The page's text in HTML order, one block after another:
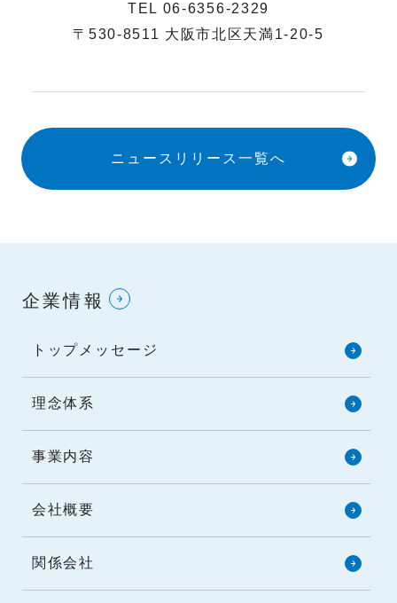
TEL 06-6356-2329
〒530-8511 大阪市北区天満1-20-5
ニュースリリース一覧へ
企業情報
トップメッセージ
理念体系
事業内容
会社概要
関係会社